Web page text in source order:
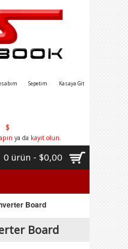
Sepetim Kasaya Git
$
ya da kayıt olun.
0 ürün - $0,00
Board
Board